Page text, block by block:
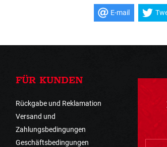
E-mail
FÜR KUNDEN
Rückgabe und Reklamation
Versand und
Zahlungsbedingungen
Geschäftsbedingungen